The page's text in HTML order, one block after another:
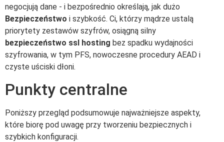
negocjują dane - i bezpośrednio określają, jak dużo
Bezpieczeństwo i szybkość. Ci, którzy mądrze ustalą
priorytety zestawów szyfrów, osiągną silny
bezpieczeństwo ssl hosting bez spadku wydajności
szyfrowania, w tym PFS, nowoczesne procedury AEAD i
czyste uściski dłoni.
Punkty centralne
Poniższy przegląd podsumowuje najważniejsze aspekty,
które biorę pod uwagę przy tworzeniu bezpiecznych i
szybkich konfiguracji.